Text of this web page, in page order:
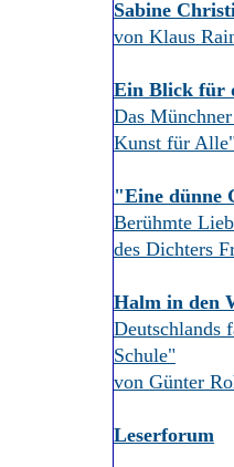
Sabine
von Klaus
Ein Blick für
Das
Kunst für
"Eine dünne
Berühmte
des Dichters
Halm in den
Deutschlands
Schule"
von Günter
Leserforum